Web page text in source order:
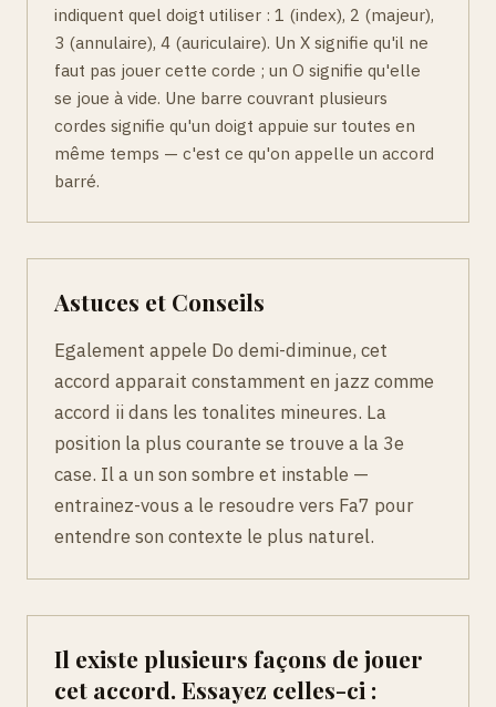
indiquent quel doigt utiliser : 1 (index), 2 (majeur),
3 (annulaire), 4 (auriculaire). Un X signifie qu'il ne
faut pas jouer cette corde ; un O signifie qu'elle
se joue à vide. Une barre couvrant plusieurs
cordes signifie qu'un doigt appuie sur toutes en
même temps — c'est ce qu'on appelle un accord
barré.
Astuces et Conseils
Egalement appele Do demi-diminue, cet
accord apparait constamment en jazz comme
accord ii dans les tonalites mineures. La
position la plus courante se trouve a la 3e
case. Il a un son sombre et instable —
entrainez-vous a le resoudre vers Fa7 pour
entendre son contexte le plus naturel.
Il existe plusieurs façons de jouer
cet accord. Essayez celles-ci :